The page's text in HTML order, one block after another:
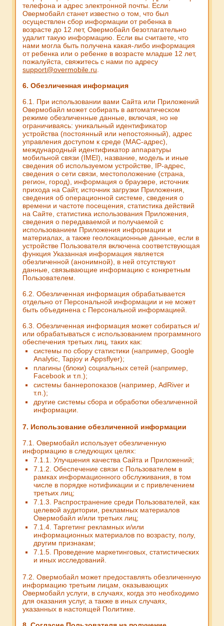
телефона и адрес электронной почты. Если
Овермобайл станет известно о том, что был
осуществлен сбор информации от ребенка в
возрасте до 12 лет, Овермобайл безотлагательно
удалит такую информацию. Если вы считаете, что
нами могла быть получена какая-либо информация
от ребенка или о ребенке в возрасте младше 12 лет,
пожалуйста, свяжитесь с нами по адресу
support@overmobile.ru
6. Обезличенная информация
6.1. При использовании вами Сайта или Приложений
Овермобайл может собирать в автоматическом
режиме обезличенные данные, включая, но не
ограничиваясь: уникальный идентификатор
устройства (постоянный или непостоянный), адрес
управления доступом к среде (MAC-адрес),
международный идентификатор аппаратуры
мобильной связи (IMEI), название, модель и иные
сведения об используемом устройстве, IP-адрес,
сведения о сети связи, местоположение (страна,
регион, город), информация о браузере, источник
прихода на Сайт, источник загрузки Приложения,
сведения об операционной системе, сведения о
времени и частоте посещения, статистика действий
на Сайте, статистика использования Приложения,
сведения о передаваемой и получаемой с
использованием Приложения информации и
материалах, а также геолокационные данные, если в
устройстве Пользователя включена соответствующая
функция Указанная информация является
обезличенной (анонимной), в ней отсутствуют
данные, связывающие информацию с конкретным
Пользователем.
6.2. Обезличенная информация обрабатывается
отдельно от Персональной информации и не может
быть объединена с Персональной информацией.
6.3. Обезличенная информация может собираться и/
или обрабатываться с использованием программного
обеспечения третьих лиц, таких как:
системы по сбору статистики (например, Google
Analytic, Tapjoy и Appsflyer);
плагины (блоки) социальных сетей (например,
Facebook и т.п.);
системы баннеропоказов (например, AdRiver и
т.п.);
другие системы сбора и обработки обезличенной
информации.
7. Использование обезличенной информации
7.1. Овермобайл использует обезличенную
информацию в следующих целях:
7.1.1. Улучшения качества Сайта и Приложений;
7.1.2. Обеспечение связи с Пользователем в
рамках информационного обслуживания, в том
числе в порядке нотификации и с привлечением
третьих лиц;
7.1.3. Распространение среди Пользователей, как
целевой аудитории, рекламных материалов
Овермобайл и/или третьих лиц;
7.1.4. Таргетинг рекламных и/или
информационных материалов по возрасту, полу,
другим признакам;
7.1.5. Проведение маркетинговых, статистических
и иных исследований.
7.2. Овермобайл может предоставлять обезличенную
информацию третьим лицам, оказывающих
Овермобайл услуги, в случаях, когда это необходимо
для оказания услуг, а также в иных случаях,
указанных в настоящей Политике.